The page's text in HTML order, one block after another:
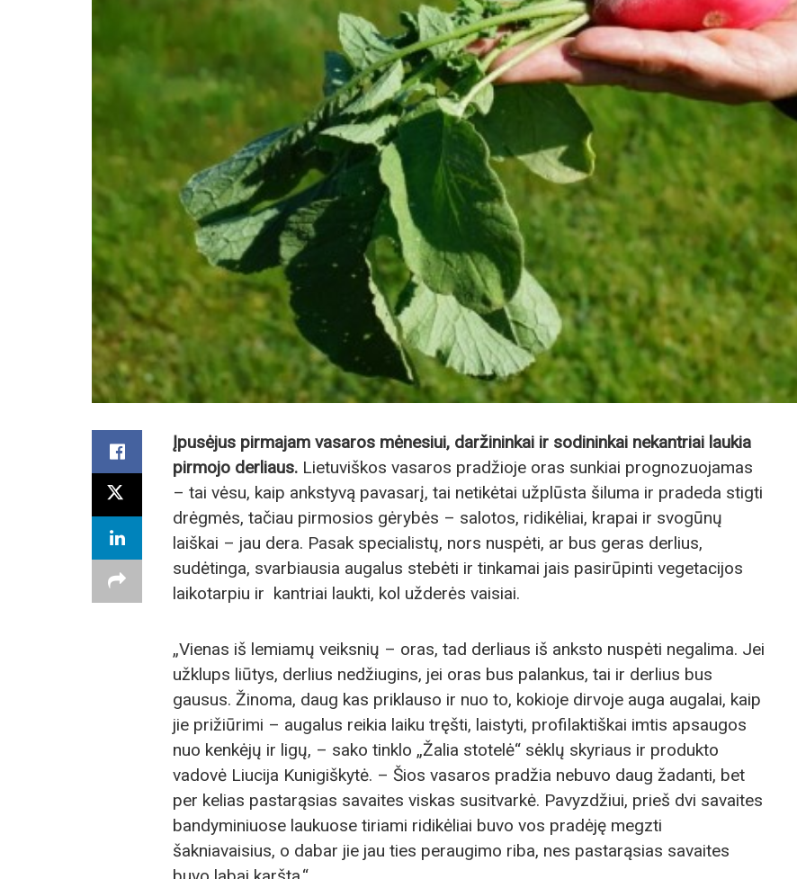
Įpusėjus pirmajam vasaros mėnesiui, daržininkai ir sodininkai nekantriai laukia
pirmojo derliaus. Lietuviškos vasaros pradžioje oras sunkiai prognozuojamas
– tai vėsu, kaip ankstyvą pavasarį, tai netikėtai užplūsta šiluma ir pradeda stigti
drėgmės, tačiau pirmosios gėrybės – salotos, ridikėliai, krapai ir svogūnų
laiškai – jau dera. Pasak specialistų, nors nuspėti, ar bus geras derlius,
sudėtinga, svarbiausia augalus stebėti ir tinkamai jais pasirūpinti vegetacijos
laikotarpiu ir kantriai laukti, kol užderės vaisiai.
„Vienas iš lemiamų veiksnių – oras, tad derliaus iš anksto nuspėti negalima. Jei
užklups liūtys, derlius nedžiugins, jei oras bus palankus, tai ir derlius bus
gausus. Žinoma, daug kas priklauso ir nuo to, kokioje dirvoje auga augalai, kaip
jie prižiūrimi – augalus reikia laiku tręšti, laistyti, profilaktiškai imtis apsaugos
nuo kenkėjų ir ligų, – sako tinklo „Žalia stotelė“ sėklų skyriaus ir produkto
vadovė Liucija Kunigiškytė. – Šios vasaros pradžia nebuvo daug žadanti, bet
per kelias pastarąsias savaites viskas susitvarkė. Pavyzdžiui, prieš dvi savaites
bandyminiuose laukuose tiriami ridikėliai buvo vos pradėję megzti
šakniavaisius, o dabar jie jau ties peraugimo riba, nes pastarąsias savaites